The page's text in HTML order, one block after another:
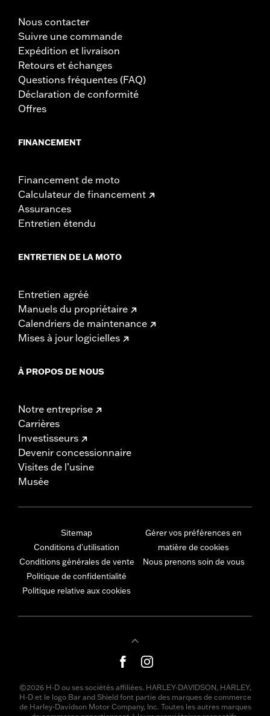
Nous contacter
Suivre une commande
Expédition et livraison
Retours et échanges
Questions fréquentes (FAQ)
Déclaration de conformité
Offres
FINANCEMENT
Financement de moto
Calculateur de financement
Assurances
Entretien étendu
ENTRETIEN DE LA MOTO
Entretien agréé
Manuels du propriétaire
Calendriers de maintenance
Mises à jour logicielles
À PROPOS DE NOUS
Notre entreprise
Carrières
Investisseurs
Devenir concessionnaire
Visites de l’usine
Musée
Sitemap
Conditions d'utilisation
Conditions générales de vente
Politique de confidentialité
Politique relative aux cookies
Gérer vos préférences en
matière de cookies
Nous prenons soin de vous
©2026 H-D ou ses sociétés affiliées. HARLEY-DAVIDSON, HARLEY,
H-D et le logo Bar and Shield font partie des marques de commerce
de Harley-Davidson Motor Company, Inc. Toutes les autres marques